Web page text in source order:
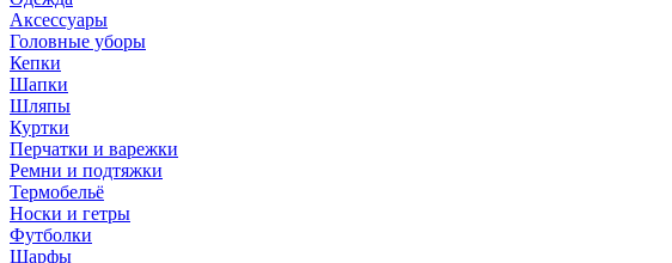
Аксессуары
Головные уборы
Кепки
Шапки
Шляпы
Куртки
Перчатки и варежки
Ремни и подтяжки
Термобельё
Носки и гетры
Футболки
Шарфы